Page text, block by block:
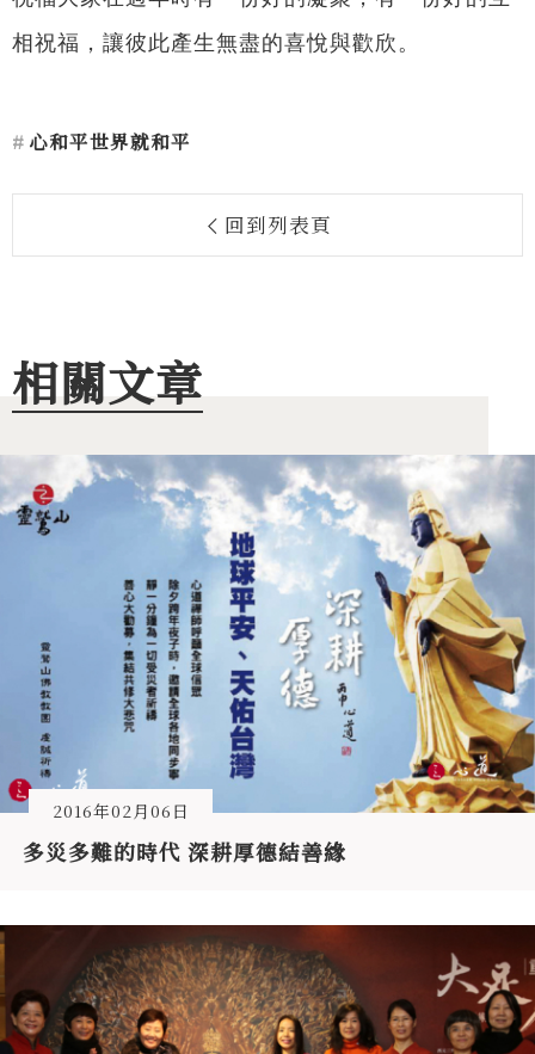
相祝福，讓彼此產生無盡的喜悅與歡欣。
心和平世界就和平
回到列表頁
相關文章
2016年02月06日
多災多難的時代 深耕厚德結善緣